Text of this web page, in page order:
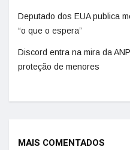
Deputado dos EUA publica
“o que o espera”
Discord entra na mira da
proteção de menores
MAIS COMENTADOS